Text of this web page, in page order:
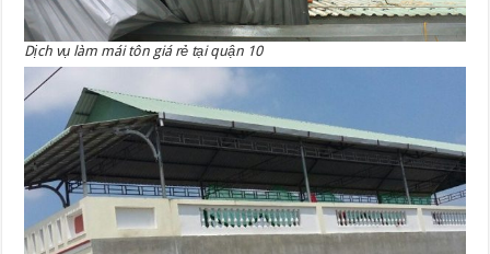
Dịch vụ làm mái tôn giá rẻ tại quận 10